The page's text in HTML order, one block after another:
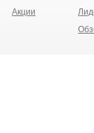
Акции